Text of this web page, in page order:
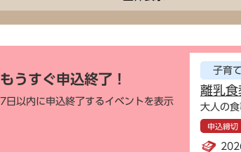
もうすぐ申込終了！
7日以内に申込終了するイベントを表示
子育て
離乳食
大人の
申込締切